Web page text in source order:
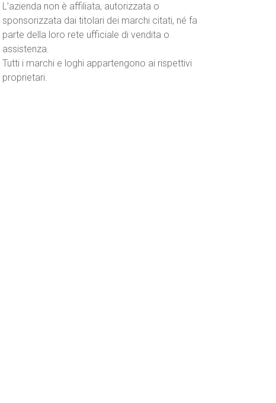
L’azienda non è affiliata, autorizzata o
sponsorizzata dai titolari dei marchi citati, né fa
parte della loro rete ufficiale di vendita o
assistenza.
Tutti i marchi e loghi appartengono ai rispettivi
proprietari.